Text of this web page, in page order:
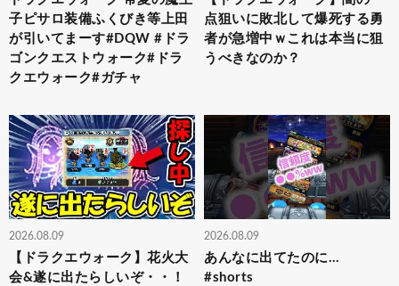
子ピサロ装備ふくびき等上田
が引いてまーす#DQW #ドラ
ゴンクエストウォーク#ドラ
クエウォーク#ガチャ
点狙いに敗北して爆死する勇
者が急増中ｗこれは本当に狙
うべきなのか？
2026.08.09
【ドラクエウォーク】花火大
会&遂に出たらしいぞ・・！
2026.08.09
あんなに出てたのに…
#shorts